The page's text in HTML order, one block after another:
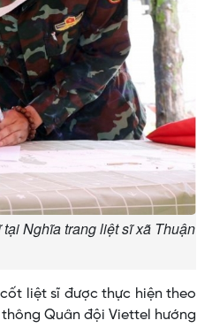
Nghĩa trang liệt sĩ xã Thuận
liệt sĩ được thực hiện theo
Quân đội Viettel hướng